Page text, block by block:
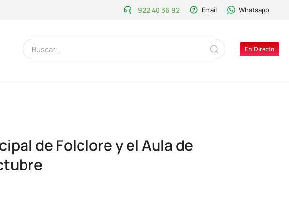
922 40 36 92 Email Whatsapp
En Directo
de Folclore y el Aula de